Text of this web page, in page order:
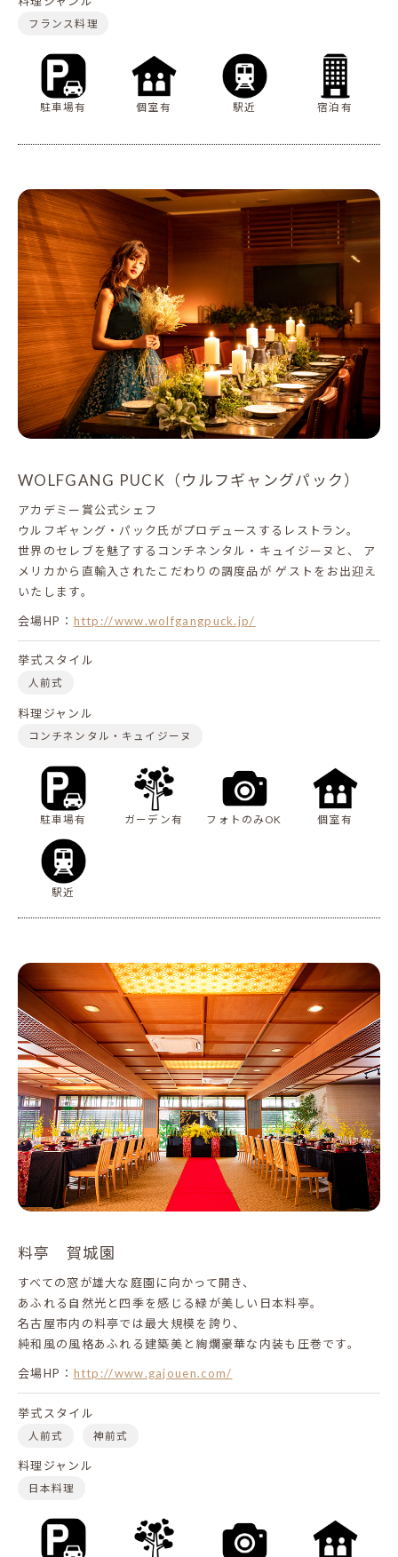
フランス料理
駐車場有 個室有 駅近 宿泊有
WOLFGANG PUCK（ウルフギャングパック）
アカデミー賞公式シェフ
ウルフギャング・パック氏がプロデュースするレストラン。
世界のセレブを魅了するコンチネンタル・キュイジーヌと、
ア
メリカから直輸入されたこだわりの調度品が ゲストをお出迎え
いたします。
会場HP： http://www.wolfgangpuck.jp/
挙式スタイル
人前式
料理ジャンル
コンチネンタル・キュイジーヌ
駐車場有 ガーデン有 フォトのみOK 個室有
駅近
料亭 賀城園
すべての窓が雄大な庭園に向かって開き、
あふれる自然光と四季を感じる緑が美しい日本料亭。
名古屋市内の料亭では最大規模を誇り、
純和風の風格あふれる建築美と絢爛豪華な内装も圧巻です。
会場HP： http://www.gajouen.com/
挙式スタイル
人前式 神前式
料理ジャンル
日本料理